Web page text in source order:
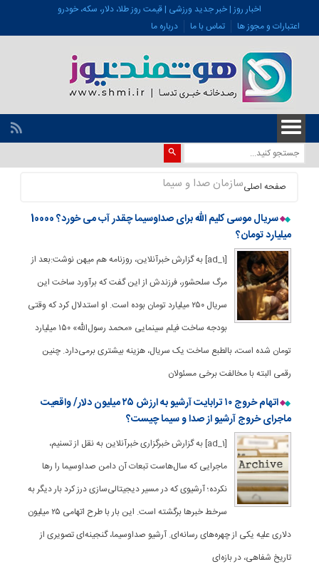
اخبار روز | خبر جدید ورزشی | قیمت روز طلا، دلار، سکه، خودرو
اعتبارات و مجوز ها
تماس با ما درباره ما
صفحه اصلیسازمان صدا و سیما
سریال موسی کلیم الله برای صداوسیما چقدر آب می خورد؟ 10000
میلیارد تومان؟
[ad_1] به گزارش خبرآنلاین، روزنامه هم میهن نوشت:بعد از
مرگ سلحشور، فرزندش از این گفت که برآورد ساخت این
سریال ۲۵۰ میلیارد تومان بوده است. او استدلال کرد که وقتی
بودجه ساخت فیلم سینمایی «محمد رسول‌الله» ۱۵۰ میلیارد
تومان شده است، بالطبع ساخت یک سریال، هزینه بیشتری برمی‌دارد. چنین
رقمی البته با مخالفت برخی مسئولان
اتهام خروج ۱۰ ترابایت آرشیو به ارزش ۲۵ میلیون دلار/ واقعیت
ماجرای خروج آرشیو از صدا و سیما چیست؟
[ad_1] به گزارش خبرگزاری خبرآنلاین به نقل از تسنیم،
ماجرایی که سال‌هاست تبعات آن دامن صداوسیما را رها
نکرده؛ آرشیوی که در مسیر دیجیتالی‌سازی درز کرد بار دیگر به
سرخط خبرها برگشته است. این بار با طرح اتهامی ۲۵ میلیون
دلاری علیه یکی از چهره‌های رسانه‌ای. آرشیو صداوسیما، گنجینه‌ای تصویری از
تاریخ شفاهی، در بازه‌ای